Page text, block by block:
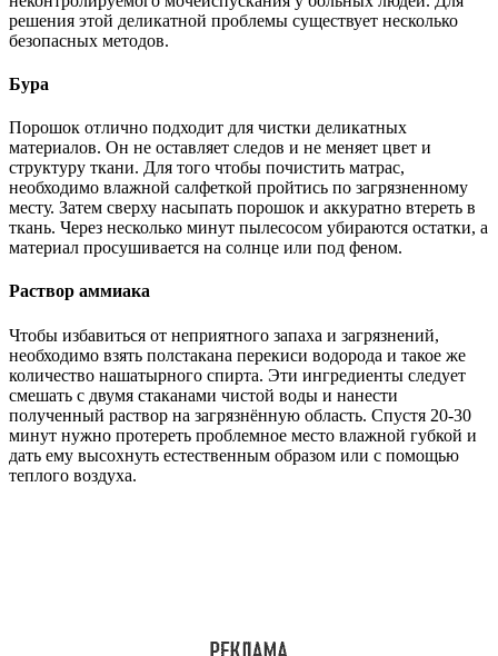
решения этой деликатной проблемы существует несколько
безопасных методов.
Бура
Порошок отлично подходит для чистки деликатных
материалов. Он не оставляет следов и не меняет цвет и
структуру ткани. Для того чтобы почистить матрас,
необходимо влажной салфеткой пройтись по загрязненному
месту. Затем сверху насыпать порошок и аккуратно втереть в
ткань. Через несколько минут пылесосом убираются остатки, а
материал просушивается на солнце или под феном.
Раствор аммиака
Чтобы избавиться от неприятного запаха и загрязнений,
необходимо взять полстакана перекиси водорода и такое же
количество нашатырного спирта. Эти ингредиенты следует
смешать с двумя стаканами чистой воды и нанести
полученный раствор на загрязнённую область. Спустя 20-30
минут нужно протереть проблемное место влажной губкой и
дать ему высохнуть естественным образом или с помощью
теплого воздуха.